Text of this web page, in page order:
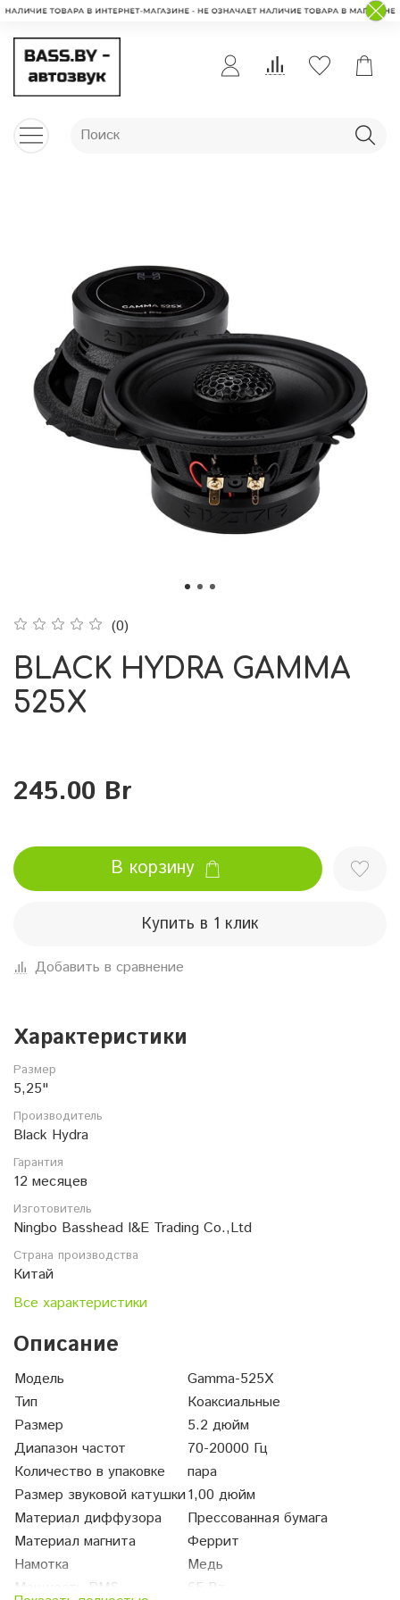
(0)
BLACK HYDRA GAMMA
525X
245.00 Br
В корзину
Купить в 1 клик
Добавить в сравнение
Характеристики
Размер
5,25"
Производитель
Black Hydra
Гарантия
12 месяцев
Изготовитель
Ningbo Basshead I&E Trading Co.,Ltd
Страна производства
Китай
Все характеристики
Описание
Модель
Gamma-525X
Тип
Коаксиальные
Размер
5.2 дюйм
Диапазон частот
70-20000 Гц
Количество в упаковке
пара
Размер звуковой катушки1,00 дюйм
Материал диффузора
Прессованная бумага
Материал магнита
Феррит
Намотка
Медь
Мощность RMS
65 Вт